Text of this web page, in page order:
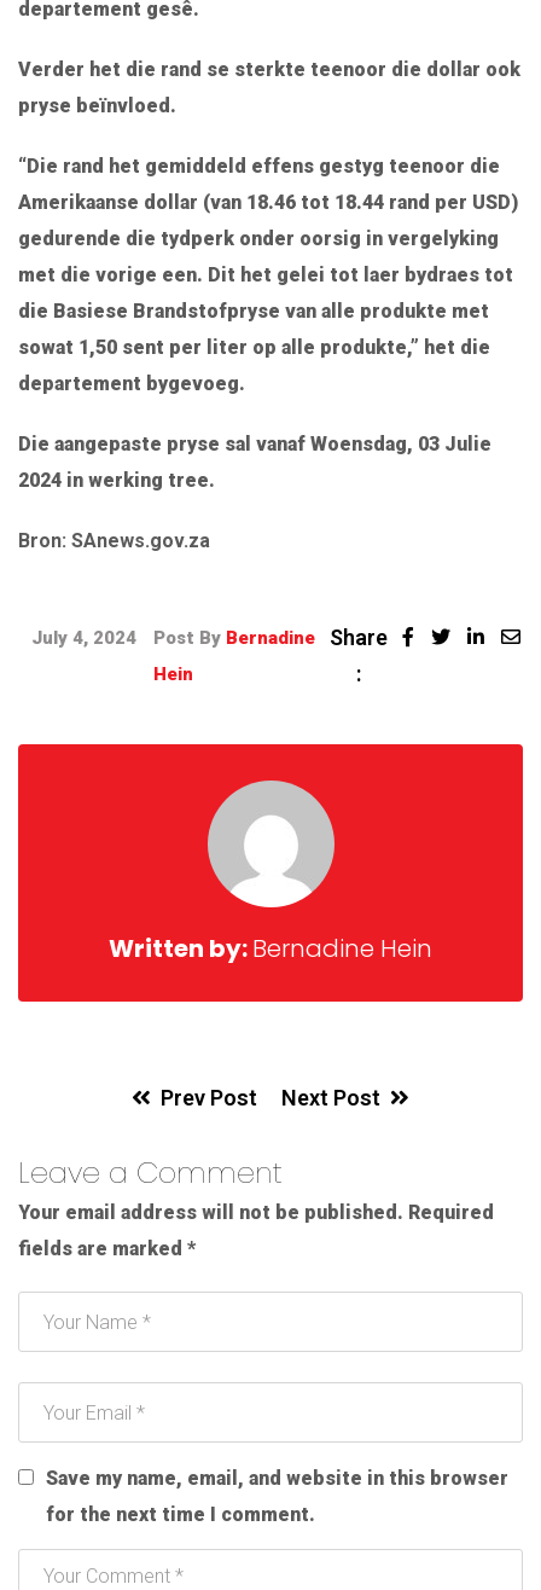
departement gesê.
Verder het die rand se sterkte teenoor die dollar ook
pryse beïnvloed.
“Die rand het gemiddeld effens gestyg teenoor die
Amerikaanse dollar (van 18.46 tot 18.44 rand per USD)
gedurende die tydperk onder oorsig in vergelyking
met die vorige een. Dit het gelei tot laer bydraes tot
die Basiese Brandstofpryse van alle produkte met
sowat 1,50 sent per liter op alle produkte,” het die
departement bygevoeg.
Die aangepaste pryse sal vanaf Woensdag, 03 Julie
2024 in werking tree.
Bron: SAnews.gov.za
July 4, 2024 Post By Bernadine
Hein
Share
:
Written by:Bernadine Hein
Prev Post Next Post
Leave a Comment
Your email address will not be published. Required
fields are marked *
Save my name, email, and website in this browser
for the next time I comment.